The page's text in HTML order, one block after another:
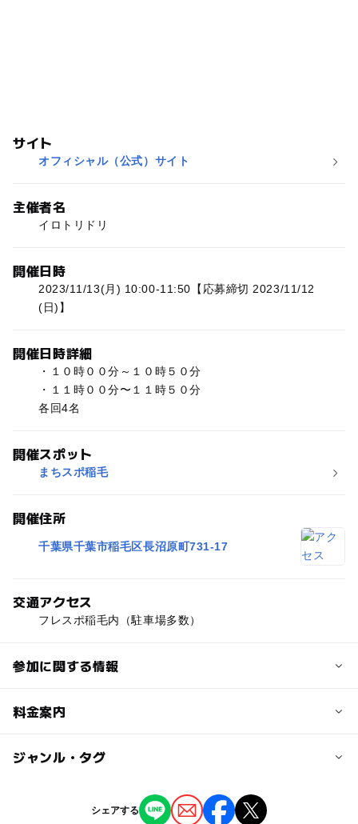
サイト
オフィシャル（公式）サイト
主催者名
イロトリドリ
開催日時
2023/11/13(月) 10:00-11:50【応募締切 2023/11/12
(日)】
開催日時詳細
・１０時００分～１０時５０分
・１１時００分〜１１時５０分
各回4名
開催スポット
まちスポ稲毛
開催住所
千葉県千葉市稲毛区長沼原町731-17
交通アクセス
フレスポ稲毛内（駐車場多数）
参加に関する情報
定員
0歳･1歳･2歳の赤ちゃん(乳児･幼児)
料金案内
子供の料金
ジャンル・タグ
シェアする